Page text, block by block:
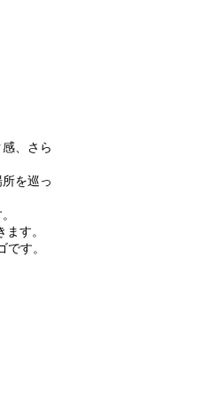
、さら
を巡っ
す。
す。